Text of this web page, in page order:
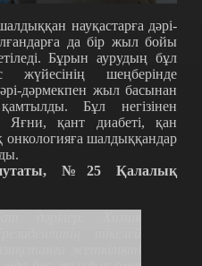
науқастарға дәрі-
да бір жыл бойы
Бұрын аурудың бұл
жүйесінің шеңберінде
дәрмекпен жыл басынан
Бұл негізінен
Яғни, қант диабеті, қан
шалдыққандар
№25 Қалалық